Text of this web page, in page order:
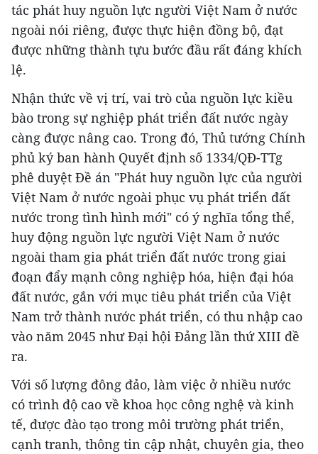
tác phát huy nguồn lực người Việt Nam ở nước
ngoài nói riêng, được thực hiện đồng bộ, đạt
được những thành tựu bước đầu rất đáng khích
lệ.
Nhận thức về vị trí, vai trò của nguồn lực kiều
bào trong sự nghiệp phát triển đất nước ngày
càng được nâng cao. Trong đó, Thủ tướng Chính
phủ ký ban hành Quyết định số 1334/QĐ-TTg
phê duyệt Đề án "Phát huy nguồn lực của người
Việt Nam ở nước ngoài phục vụ phát triển đất
nước trong tình hình mới" có ý nghĩa tổng thể,
huy động nguồn lực người Việt Nam ở nước
ngoài tham gia phát triển đất nước trong giai
đoạn đẩy mạnh công nghiệp hóa, hiện đại hóa
đất nước, gắn với mục tiêu phát triển của Việt
Nam trở thành nước phát triển, có thu nhập cao
vào năm 2045 như Đại hội Đảng lần thứ XIII đề
ra.
Với số lượng đông đảo, làm việc ở nhiều nước
có trình độ cao về khoa học công nghệ và kinh
tế, được đào tạo trong môi trường phát triển,
cạnh tranh, thông tin cập nhật, chuyên gia, theo